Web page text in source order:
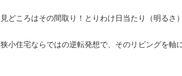
見どころはその間取り！とりわけ日当たり（明るさ
狭小住宅ならではの逆転発想で、そのリビングを軸